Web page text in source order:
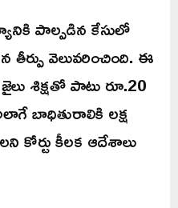
పాల్పడిన కేసులో
తీర్పు వెలువరించింది. ఈ
శిక్షతో పాటు రూ.20
బాధితురాలికి లక్ష
కీలక ఆదేశాలు